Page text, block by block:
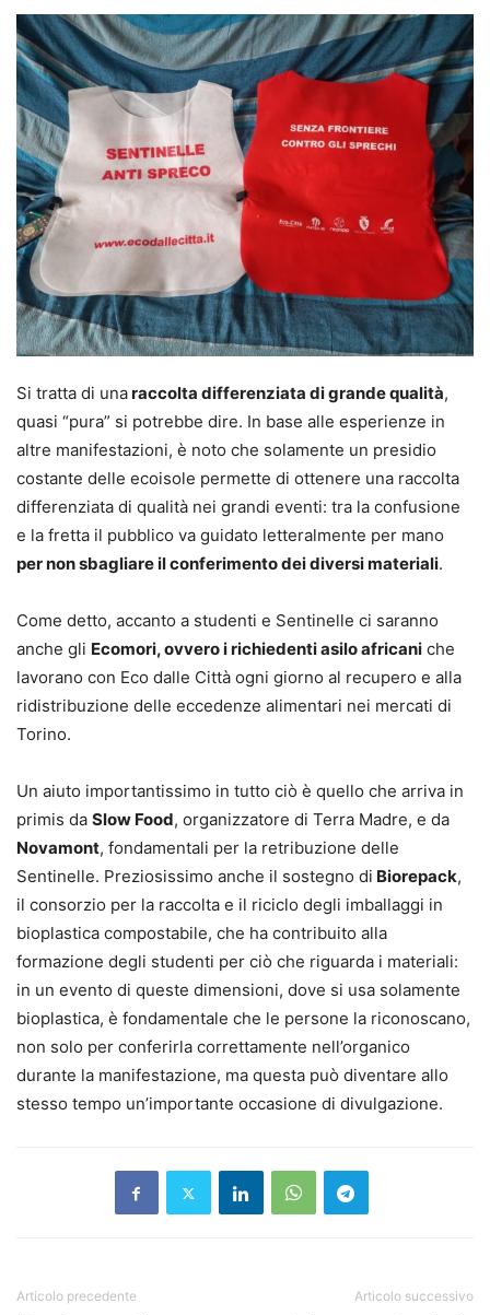
Si tratta di unaraccolta differenziata di grande qualità,
quasi “pura” si potrebbe dire. In base alle esperienze in
altre manifestazioni, è noto che solamente un presidio
costante delle ecoisole permette di ottenere una raccolta
differenziata di qualità nei grandi eventi: tra la confusione
e la fretta il pubblico va guidato letteralmente per mano
per non sbagliare il conferimento dei diversi materiali.
Come detto, accanto a studenti e Sentinelle ci saranno
anche gli Ecomori, ovvero i richiedenti asilo africani che
lavorano con Eco dalle Città ogni giorno al recupero e alla
ridistribuzione delle eccedenze alimentari nei mercati di
Torino.
Un aiuto importantissimo in tutto ciò è quello che arriva in
primis da Slow Food, organizzatore di Terra Madre, e da
Novamont, fondamentali per la retribuzione delle
Sentinelle. Preziosissimo anche il sostegno di Biorepack,
il consorzio per la raccolta e il riciclo degli imballaggi in
bioplastica compostabile, che ha contribuito alla
formazione degli studenti per ciò che riguarda i materiali:
in un evento di queste dimensioni, dove si usa solamente
bioplastica, è fondamentale che le persone la riconoscano,
non solo per conferirla correttamente nell’organico
durante la manifestazione, ma questa può diventare allo
stesso tempo un’importante occasione di divulgazione.
Articolo precedente Articolo successivo